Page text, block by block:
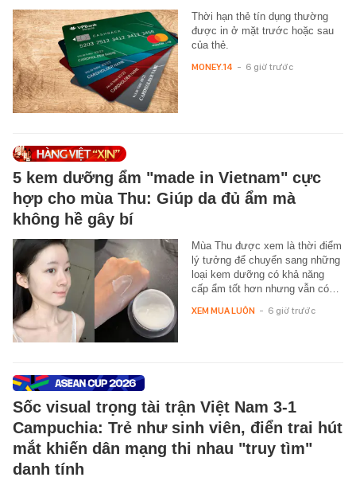
Thời hạn thẻ tín dụng thường
được in ở mặt trước hoặc sau
của thẻ.
MONEY.14 - 6 giờ trước
5 kem dưỡng ẩm "made in Vietnam" cực
hợp cho mùa Thu: Giúp da đủ ẩm mà
không hề gây bí
Mùa Thu được xem là thời điểm
lý tưởng để chuyển sang những
loại kem dưỡng có khả năng
cấp ẩm tốt hơn nhưng vẫn có…
XEM MUA LUÔN - 6 giờ trước
Sốc visual trọng tài trận Việt Nam 3-1
Campuchia: Trẻ như sinh viên, điển trai hút
mắt khiến dân mạng thi nhau "truy tìm"
danh tính